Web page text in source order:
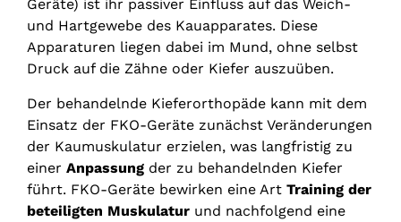
Geräte) ist ihr passiver Einfluss auf das Weich-
und Hartgewebe des Kauapparates. Diese
Apparaturen liegen dabei im Mund, ohne selbst
Druck auf die Zähne oder Kiefer auszuüben.
Der behandelnde Kieferorthopäde kann mit dem
Einsatz der FKO-Geräte zunächst Veränderungen
der Kaumuskulatur erzielen, was langfristig zu
einer Anpassung der zu behandelnden Kiefer
führt. FKO-Geräte bewirken eine Art Training der
beteiligten Muskulatur und nachfolgend eine